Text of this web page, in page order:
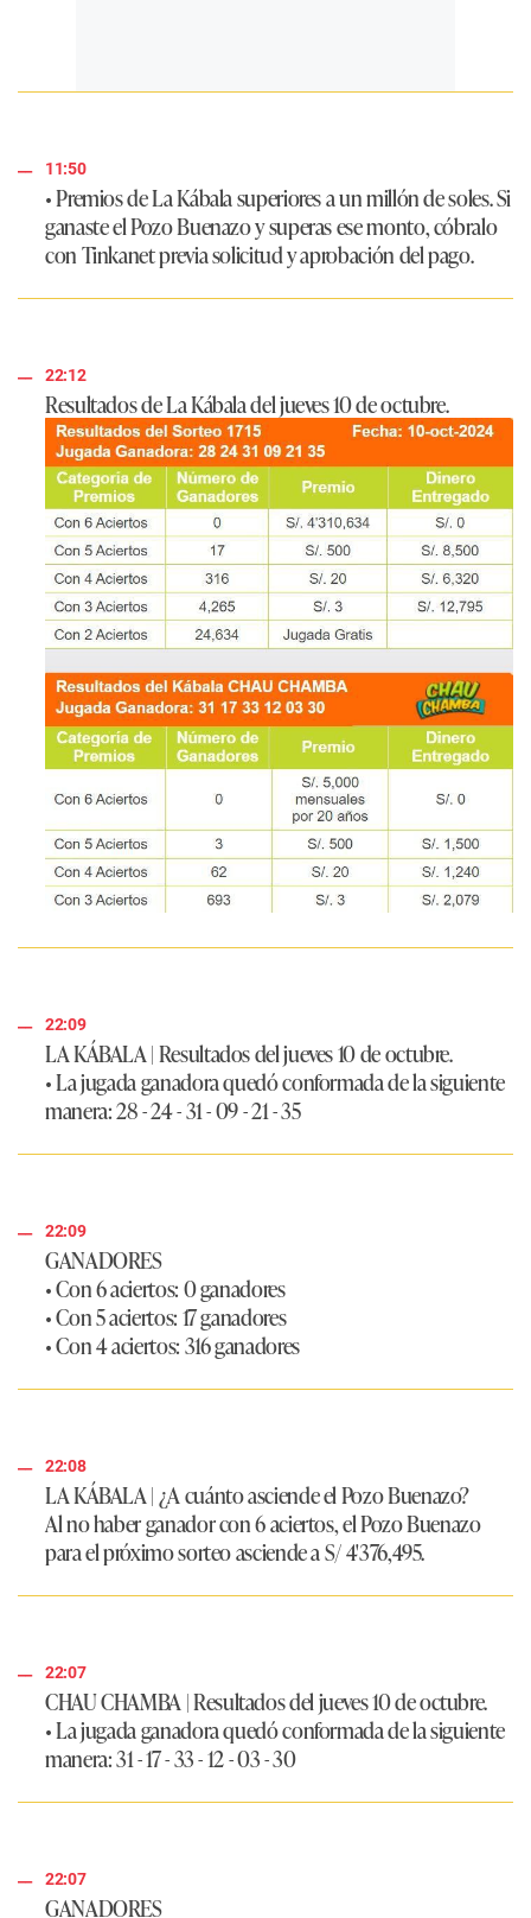
11:50
• Premios de La Kábala superiores a un millón de soles.Si
ganaste el Pozo Buenazo y superas ese monto, cóbralo
con Tinkanet previa solicitud y aprobación del pago.
22:12
Resultados de La Kábala del jueves 10 de octubre.
22:09
LA KÁBALA| Resultados del jueves 10 de octubre.
• La jugada ganadora quedó conformada de la siguiente
manera:28 - 24 - 31 - 09 - 21 - 35
22:09
GANADORES
• Con 6 aciertos: 0 ganadores
• Con 5 aciertos: 17 ganadores
• Con 4 aciertos: 316 ganadores
22:08
LA KÁBALA| ¿A cuánto asciende el Pozo Buenazo?
Al no haber ganador con 6 aciertos, el Pozo Buenazo
para el próximo sorteo asciende aS/ 4'376,495.
22:07
CHAU CHAMBA | Resultados del jueves 10 de octubre.
• La jugada ganadora quedó conformada de la siguiente
manera:31 - 17 - 33 - 12 - 03 - 30
22:07
GANADORES